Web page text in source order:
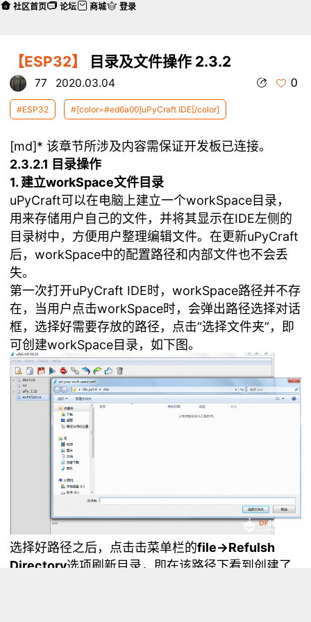
【ESP32】 目录及文件操作 2.3.2
77 2020.03.04 0
#ESP32 #[color=#ed6a00]uPyCraft IDE[/color]
[md]* 该章节所涉及内容需保证开发板已连接。
2.3.2.1 目录操作
1. 建立workSpace文件目录
uPyCraft可以在电脑上建立一个workSpace目录，
用来存储用户自己的文件，并将其显示在IDE左侧的
目录树中，方便用户整理编辑文件。在更新uPyCraft
后，workSpace中的配置路径和内部文件也不会丢
失。
第一次打开uPyCraft IDE时，workSpace路径并不存
在，当用户点击workSpace时，会弹出路径选择对话
框，选择好需要存放的路径，点击“选择文件夹”，即
可创建workSpace目录，如下图。
选择好路径之后，点击击菜单栏的file→Refulsh
Directory选项刷新目录，即在该路径下看到创建了
社区首页 论坛 商城 登录